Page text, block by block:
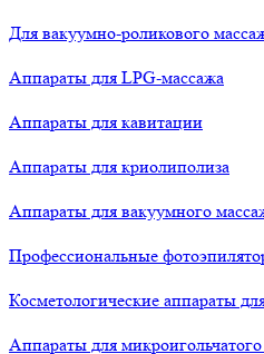
Для вакуумно-роликового
Аппараты для LPG-массажа
Аппараты для кавитации
Аппараты для криолиполиза
Аппараты для вакуумного
Профессиональные
Косметологические аппараты
Аппараты для